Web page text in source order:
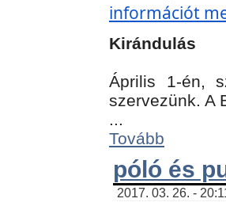
információt
Kirándulás
Április 1-én,
szervezünk. A
...
Tovább
póló és
2017. 03. 26. -